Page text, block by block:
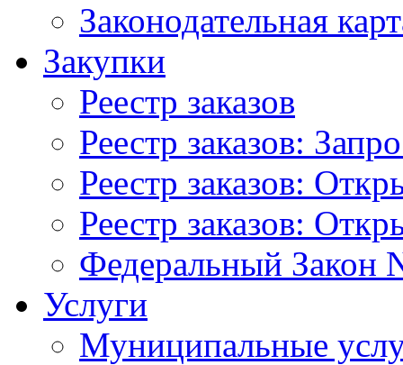
Законодательная
Закупки
Реестр заказов
Реестр заказов:
Реестр заказов:
Реестр заказов:
Федеральный Закон
Услуги
Муниципальные